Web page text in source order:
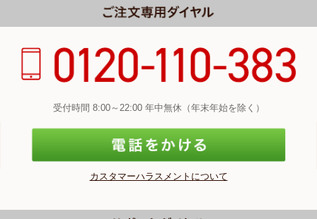
受付時間 8:00～22:00 年中無休（年末年始を除く）
カスタマーハラスメントについて